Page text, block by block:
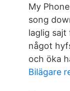
My
song
laglig
något
och öka
Bilägare